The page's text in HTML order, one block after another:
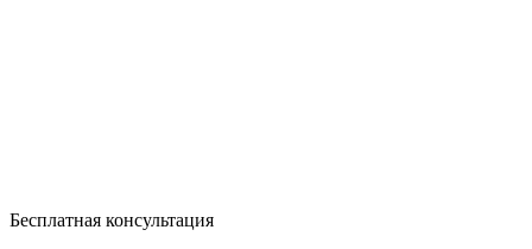
Бесплатная консультация